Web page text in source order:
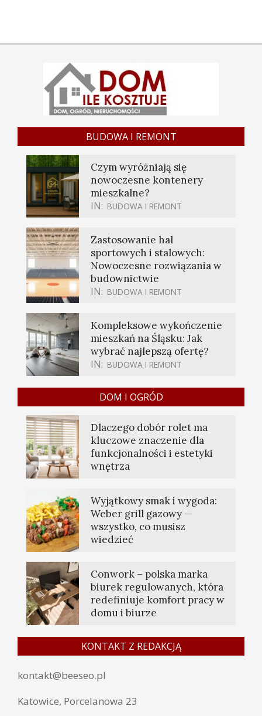
BUDOWA I REMONT
Czym wyróżniają się
nowoczesne kontenery
mieszkalne?
IN: BUDOWA I REMONT
Zastosowanie hal
sportowych i stalowych:
Nowoczesne rozwiązania w
budownictwie
IN: BUDOWA I REMONT
Kompleksowe wykończenie
mieszkań na Śląsku: Jak
wybrać najlepszą ofertę?
IN: BUDOWA I REMONT
DOM I OGRÓD
Dlaczego dobór rolet ma
kluczowe znaczenie dla
funkcjonalności i estetyki
wnętrza
Wyjątkowy smak i wygoda:
Weber grill gazowy —
wszystko, co musisz
wiedzieć
Conwork – polska marka
biurek regulowanych, która
redefiniuje komfort pracy w
domu i biurze
KONTAKT Z REDAKCJĄ
kontakt@beeseo.pl
Katowice, Porcelanowa 23